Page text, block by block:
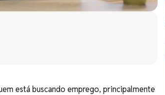
está buscando emprego, principalmente